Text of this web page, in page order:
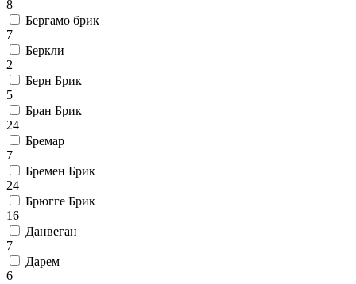
8
Бергамо брик
7
Беркли
2
Берн Брик
5
Бран Брик
24
Бремар
7
Бремен Брик
24
Брюгге Брик
16
Данвеган
7
Дарем
6